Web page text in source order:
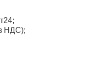
НДС);